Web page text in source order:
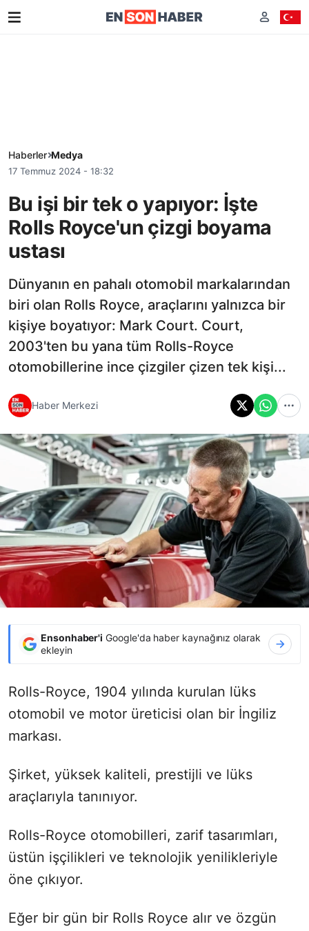
Haberler Medya
17 Temmuz 2024 - 18:32
Bu işi bir tek o yapıyor: İşte
Rolls Royce'un çizgi boyama
ustası
Dünyanın en pahalı otomobil markalarından
biri olan Rolls Royce, araçlarını yalnızca bir
kişiye boyatıyor: Mark Court. Court,
2003'ten bu yana tüm Rolls-Royce
otomobillerine ince çizgiler çizen tek kişi...
Haber Merkezi
Ensonhaber'i Google'da haber kaynağınız olarak
ekleyin
Rolls-Royce, 1904 yılında kurulan lüks
otomobil ve motor üreticisi olan bir İngiliz
markası.
Şirket, yüksek kaliteli, prestijli ve lüks
araçlarıyla tanınıyor.
Rolls-Royce otomobilleri, zarif tasarımları,
üstün işçilikleri ve teknolojik yenilikleriyle
öne çıkıyor.
Eğer bir gün bir Rolls Royce alır ve özgün